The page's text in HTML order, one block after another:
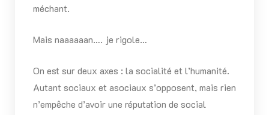
méchant.
Mais naaaaaan…. je rigole…
On est sur deux axes : la socialité et l’humanité.
Autant sociaux et asociaux s’opposent, mais rien
n’empêche d’avoir une réputation de social